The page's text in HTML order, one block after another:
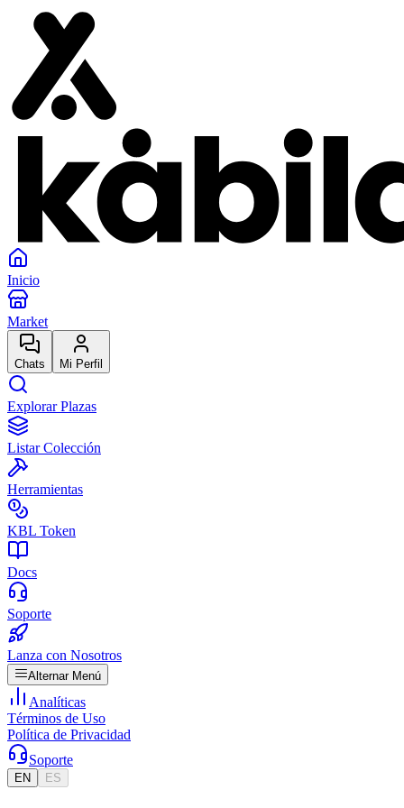
Inicio
Market
Chats Mi Perfil
Explorar Plazas
Listar Colección
Herramientas
KBL Token
Docs
Soporte
Lanza con Nosotros
Alternar Menú
Analíticas
Términos de Uso
Política de Privacidad
Soporte
EN ES